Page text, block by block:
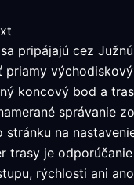
pripájajú cez
priamy
koncový bod a
správanie
stránku na
trasy je
rýchlosti ani